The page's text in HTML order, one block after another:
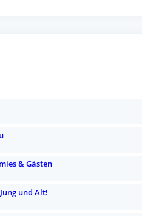
& Gästen
und Alt!